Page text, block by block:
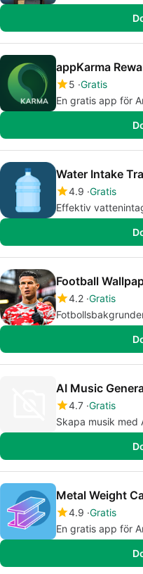
appKarma
5 Gratis
En gratis app för
Water Intake
4.9 Gratis
Effektiv
Football
4.2 Gratis
AI Music
4.7 Gratis
Skapa musik med
Metal Weight
4.9 Gratis
En gratis app för